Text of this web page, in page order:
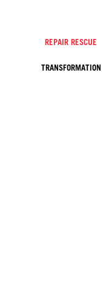
REPAIR RESCUE
TRANSFORMATION